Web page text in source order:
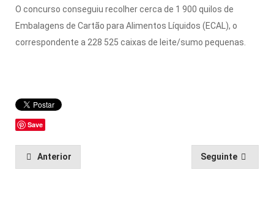
O concurso conseguiu recolher cerca de 1 900 quilos de
Embalagens de Cartão para Alimentos Líquidos (ECAL), o
correspondente a 228 525 caixas de leite/sumo pequenas.
Save
Anterior Seguinte